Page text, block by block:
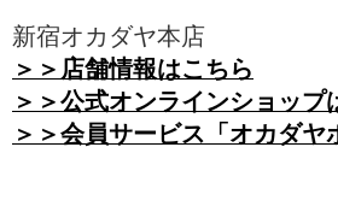
新宿オカダヤ本店
＞＞店舗情報はこちら
＞＞公式オンラインショップ
＞＞会員サービス「オカダヤ